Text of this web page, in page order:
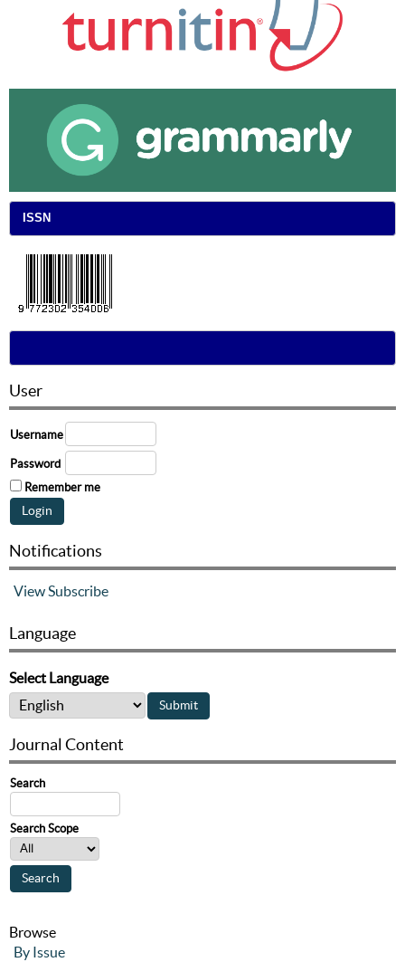
ISSN
User
Username
Password
Remember me
Notifications
View Subscribe
Language
Select Language
Journal Content
Search
Search Scope
Browse
By Issue